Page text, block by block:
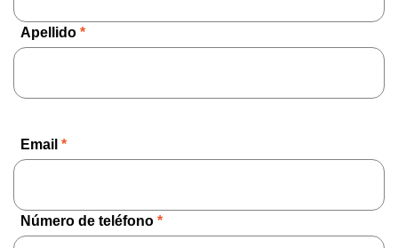
Apellido *
Email *
Número de teléfono *